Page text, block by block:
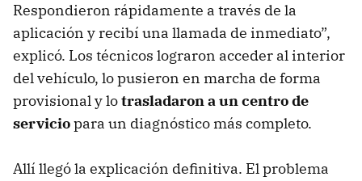
Respondieron rápidamente a través de la
aplicación y recibí una llamada de inmediato”,
explicó. Los técnicos lograron acceder al interior
del vehículo, lo pusieron en marcha de forma
provisional y lotrasladaron a un centro de
serviciopara un diagnóstico más completo.
Allí llegó la explicación definitiva. El problema